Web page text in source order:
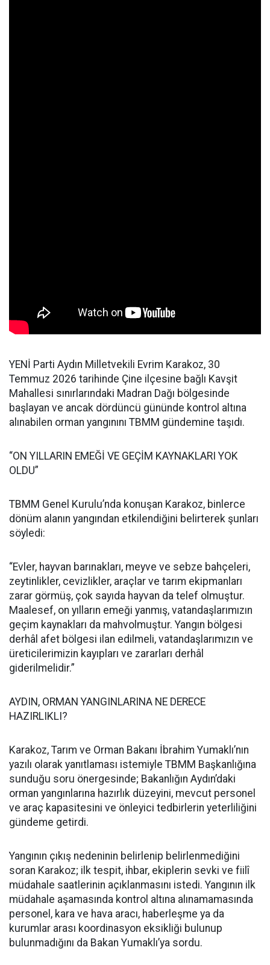
YENİ Parti Aydın Milletvekili Evrim Karakoz, 30
Temmuz 2026 tarihinde Çine ilçesine bağlı Kavşit
Mahallesi sınırlarındaki Madran Dağı bölgesinde
başlayan ve ancak dördüncü gününde kontrol altına
alınabilen orman yangınını TBMM gündemine taşıdı.
“ON YILLARIN EMEĞİ VE GEÇİM KAYNAKLARI YOK
OLDU”
TBMM Genel Kurulu’nda konuşan Karakoz, binlerce
dönüm alanın yangından etkilendiğini belirterek şunları
söyledi:
“Evler, hayvan barınakları, meyve ve sebze bahçeleri,
zeytinlikler, cevizlikler, araçlar ve tarım ekipmanları
zarar görmüş, çok sayıda hayvan da telef olmuştur.
Maalesef, on yılların emeği yanmış, vatandaşlarımızın
geçim kaynakları da mahvolmuştur. Yangın bölgesi
derhâl afet bölgesi ilan edilmeli, vatandaşlarımızın ve
üreticilerimizin kayıpları ve zararları derhâl
giderilmelidir.”
AYDIN, ORMAN YANGINLARINA NE DERECE
HAZIRLIKLI?
Karakoz, Tarım ve Orman Bakanı İbrahim Yumaklı’nın
yazılı olarak yanıtlaması istemiyle TBMM Başkanlığına
sunduğu soru önergesinde; Bakanlığın Aydın’daki
orman yangınlarına hazırlık düzeyini, mevcut personel
ve araç kapasitesini ve önleyici tedbirlerin yeterliliğini
gündeme getirdi.
Yangının çıkış nedeninin belirlenip belirlenmediğini
soran Karakoz; ilk tespit, ihbar, ekiplerin sevki ve fiilî
müdahale saatlerinin açıklanmasını istedi. Yangının ilk
müdahale aşamasında kontrol altına alınamamasında
personel, kara ve hava aracı, haberleşme ya da
kurumlar arası koordinasyon eksikliği bulunup
bulunmadığını da Bakan Yumaklı’ya sordu.